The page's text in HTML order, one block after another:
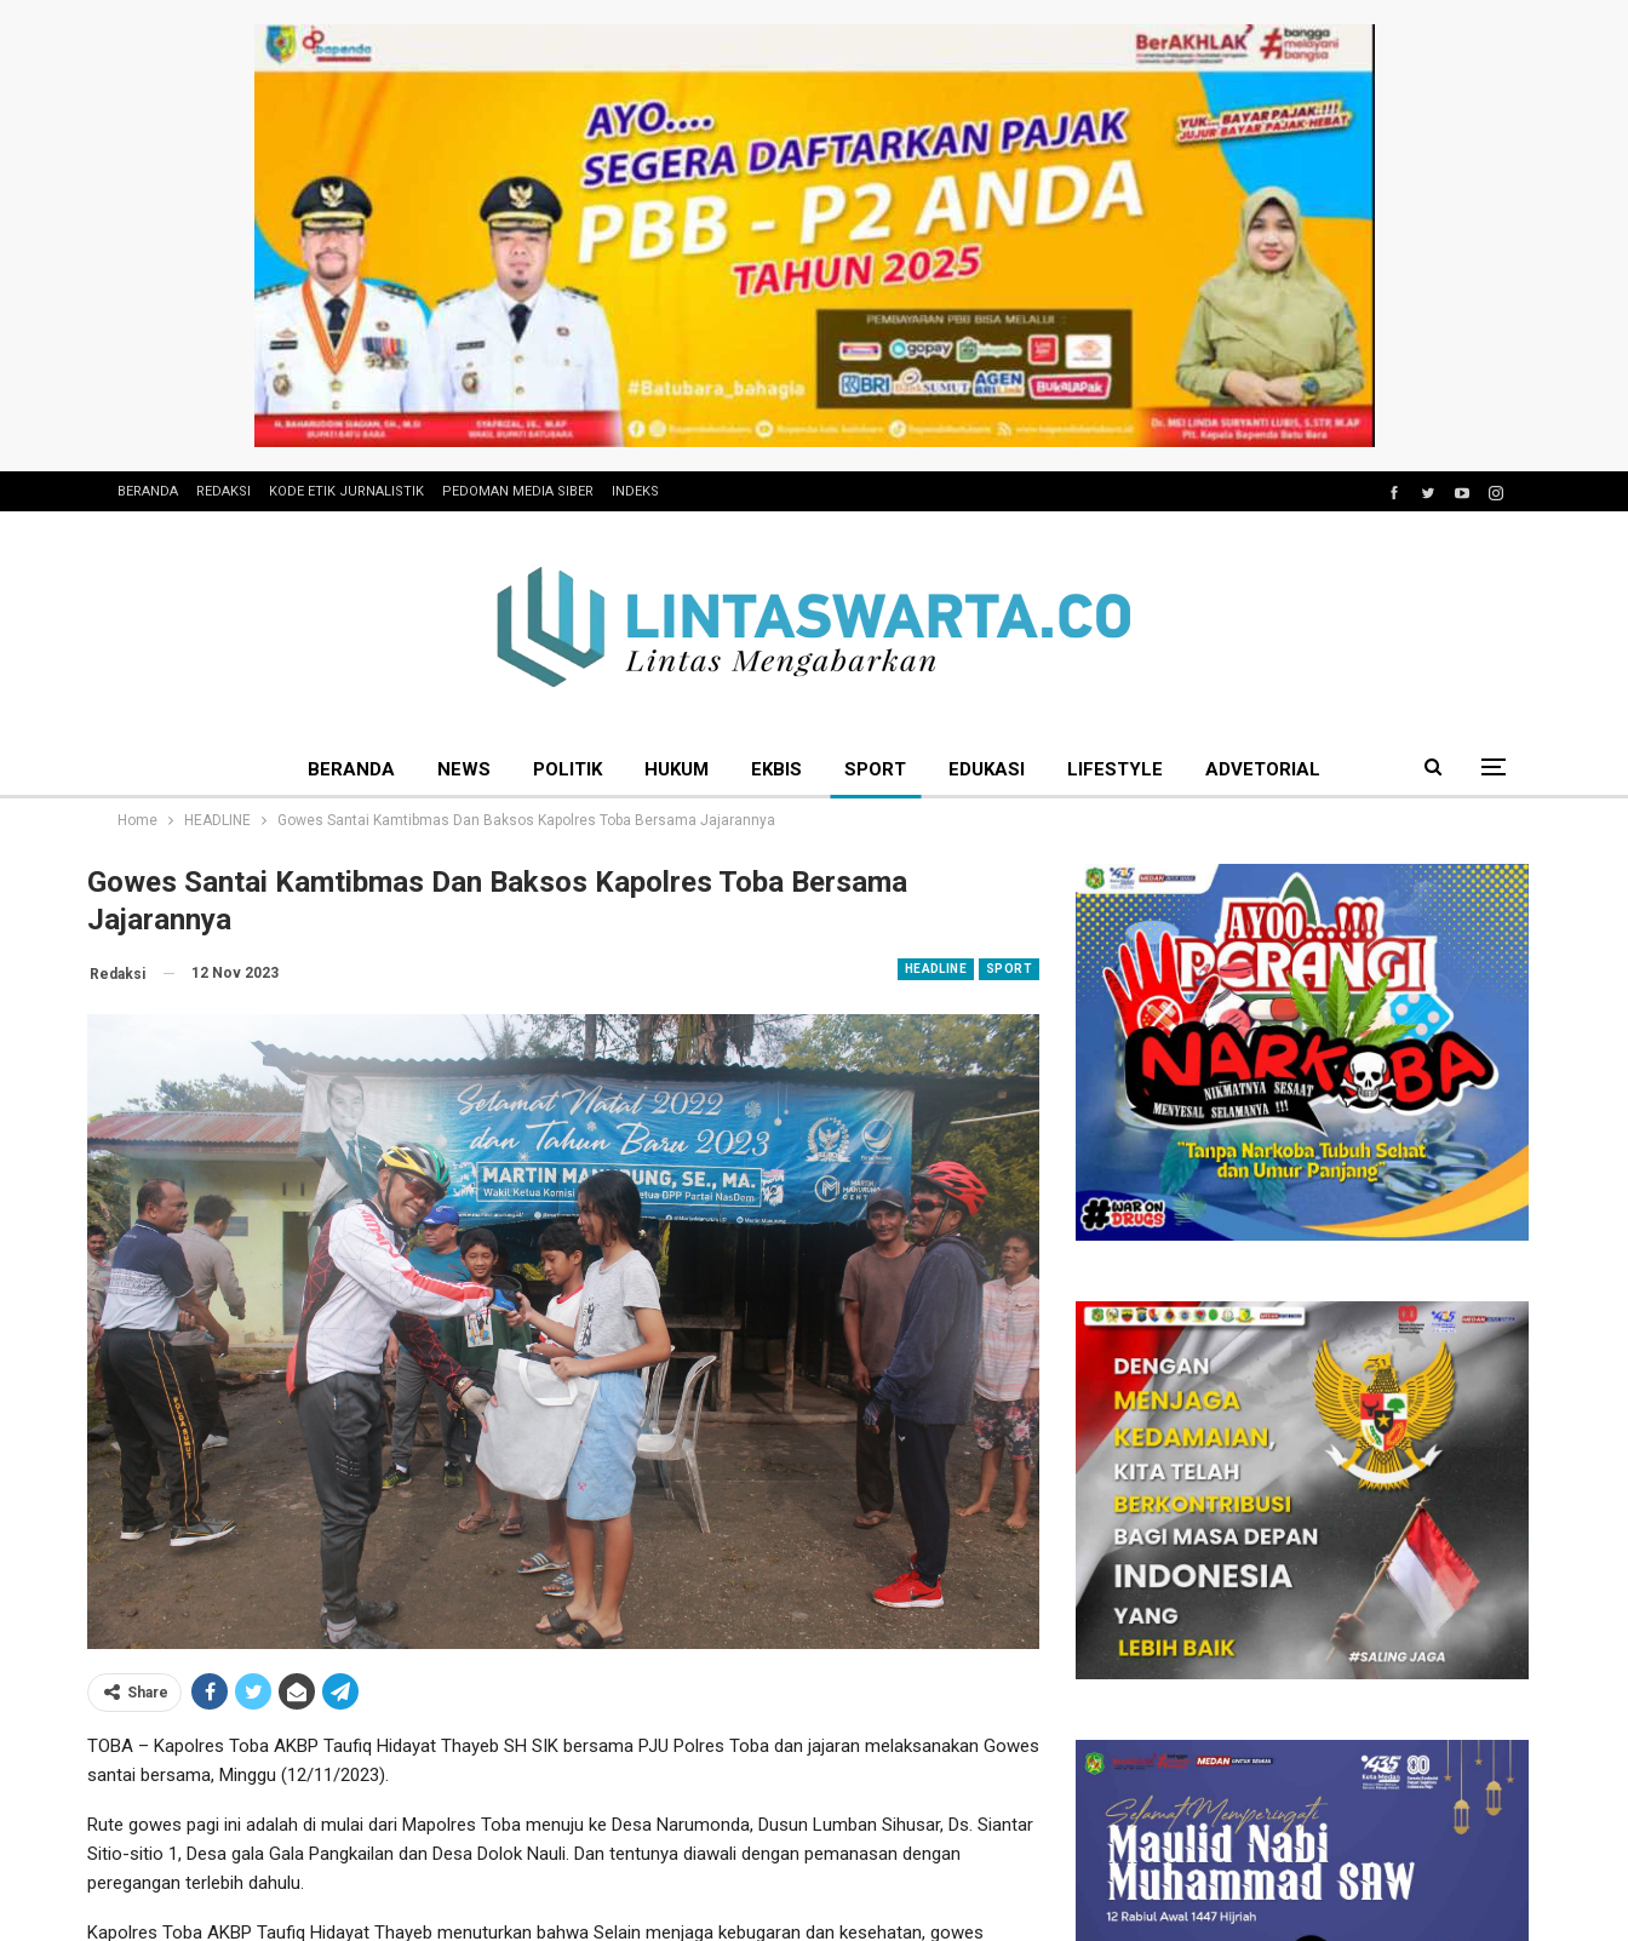
BERANDA REDAKSI KODE ETIK JURNALISTIK PEDOMAN MEDIA SIBER INDEKS
BERANDA NEWS POLITIK HUKUM EKBIS SPORT EDUKASI LIFESTYLE ADVETORIAL
Home HEADLINE Gowes Santai Kamtibmas Dan Baksos Kapolres Toba Bersama Jajarannya
Gowes Santai Kamtibmas Dan Baksos Kapolres Toba Bersama
Jajarannya
HEADLINE SPORT
Redaksi 12 Nov 2023
Share
TOBA – Kapolres Toba AKBP Taufiq Hidayat Thayeb SH SIK bersama PJU Polres Toba dan jajaran melaksanakan Gowes
santai bersama, Minggu (12/11/2023).
Rute gowes pagi ini adalah di mulai dari Mapolres Toba menuju ke Desa Narumonda, Dusun Lumban Sihusar, Ds. Siantar
Sitio-sitio 1, Desa gala Gala Pangkailan dan Desa Dolok Nauli. Dan tentunya diawali dengan pemanasan dengan
peregangan terlebih dahulu.
Kapolres Toba AKBP Taufiq Hidayat Thayeb menuturkan bahwa Selain menjaga kebugaran dan kesehatan, gowes